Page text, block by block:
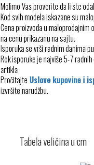
Molimo Vas proverite da li ste
Kod svih modela iskazane su
Cena proizvoda u
na cenu prikazanu na sajtu.
Isporuka se vrši radnim danima
Rok isporuke je najviše 5-7
artikla
Pročitajte Uslove kupovine i
izvršite narudžbu.
Tabela veličina u cm